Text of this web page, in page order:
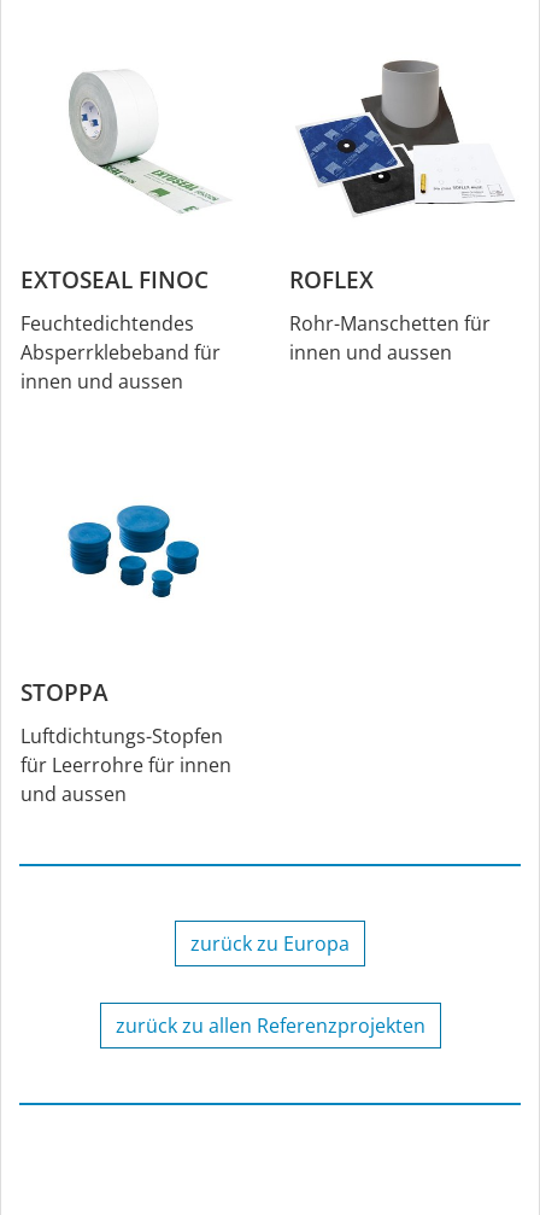
EXTOSEAL FINOC
Feuchtedichtendes
Absperrklebeband für
innen und aussen
ROFLEX
Rohr-Manschetten für
innen und aussen
STOPPA
Luftdichtungs-Stopfen
für Leerrohre für innen
und aussen
zurück zu Europa
zurück zu allen Referenzprojekten